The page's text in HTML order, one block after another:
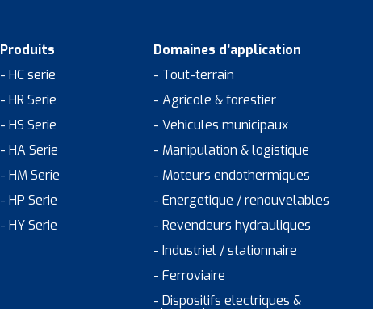
Produits
- HC serie
- HR Serie
- HS Serie
- HA Serie
- HM Serie
- HP Serie
- HY Serie
Domaines d’application
- Tout-terrain
- Agricole & forestier
- Vehicules municipaux
- Manipulation & logistique
- Moteurs endothermiques
- Energetique / renouvelables
- Revendeurs hydrauliques
- Industriel / stationnaire
- Ferroviaire
- Dispositifs electriques &